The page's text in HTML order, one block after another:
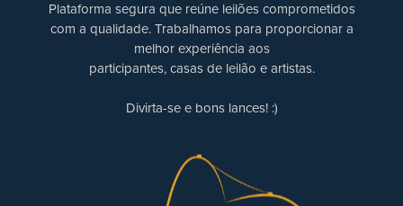
Plataforma segura que reúne leilões comprometidos
com a qualidade. Trabalhamos para proporcionar a
melhor experiência aos
participantes, casas de leilão e artistas.
Divirta-se e bons lances! :)